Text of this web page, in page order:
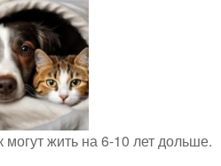
жить на 6-10 лет дольше.